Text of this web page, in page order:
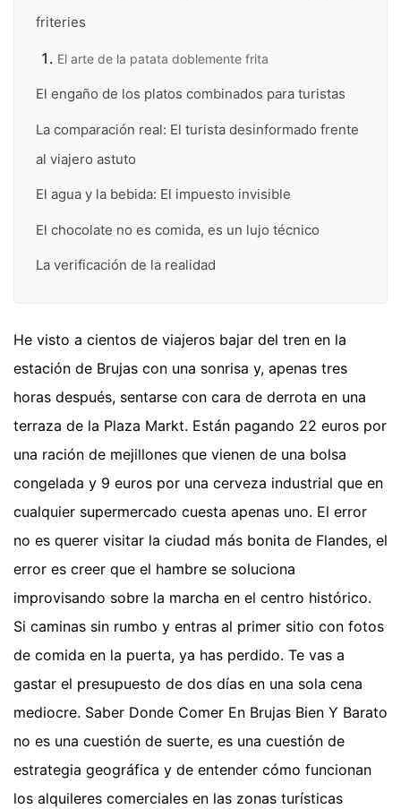
friteries
El arte de la patata doblemente frita
El engaño de los platos combinados para turistas
La comparación real: El turista desinformado frente
al viajero astuto
El agua y la bebida: El impuesto invisible
El chocolate no es comida, es un lujo técnico
La verificación de la realidad
He visto a cientos de viajeros bajar del tren en la
estación de Brujas con una sonrisa y, apenas tres
horas después, sentarse con cara de derrota en una
terraza de la Plaza Markt. Están pagando 22 euros por
una ración de mejillones que vienen de una bolsa
congelada y 9 euros por una cerveza industrial que en
cualquier supermercado cuesta apenas uno. El error
no es querer visitar la ciudad más bonita de Flandes, el
error es creer que el hambre se soluciona
improvisando sobre la marcha en el centro histórico.
Si caminas sin rumbo y entras al primer sitio con fotos
de comida en la puerta, ya has perdido. Te vas a
gastar el presupuesto de dos días en una sola cena
mediocre. Saber Donde Comer En Brujas Bien Y Barato
no es una cuestión de suerte, es una cuestión de
estrategia geográfica y de entender cómo funcionan
los alquileres comerciales en las zonas turísticas